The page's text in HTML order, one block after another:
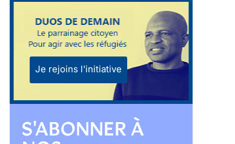
Je rejoins l'initiative
S'ABONNER À